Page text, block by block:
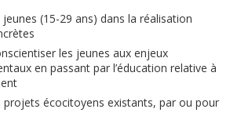
(15-29 ans) dans la réalisation
les jeunes aux enjeux
en passant par l’éducation relative à
projets écocitoyens existants, par ou pour